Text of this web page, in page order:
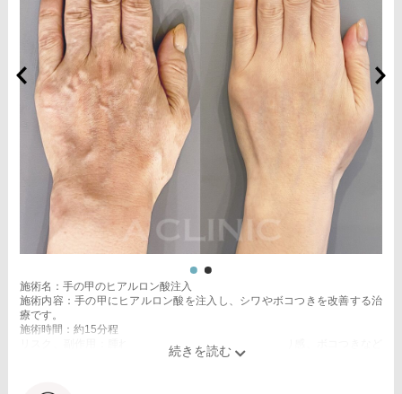
施術名：手の甲のヒアルロン酸注入
施術内容：手の甲にヒアルロン酸を注入し、シワやボコつきを改善する治
療です。
施術時間：約15分程
リスク、副作用：腫れ、赤み、内出血、痛み、突っ張り感、ボコつきなど
が生じることがございます。また、稀にアレルギー、細菌感染症、血管閉